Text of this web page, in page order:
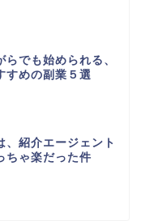
らでも始められる、
すめの副業５選
、紹介エージェント
ちゃ楽だった件